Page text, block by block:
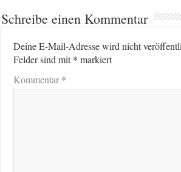
Schreibe einen Kommentar
Deine E-Mail-Adresse wird nicht
Felder sind mit* markiert
Kommentar*